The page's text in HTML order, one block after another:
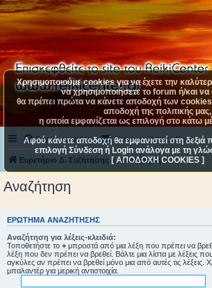
Συχνές ερωτήσεις Επικοινωνήστε μαζί μας
Ευρετήριο Δ. Συζήτησης Αναζήτηση
Αναζήτηση
ΕΡΏΤΗΜΑ ΑΝΑΖΉΤΗΣΗΣ
Αναζήτηση για λέξεις-κλειδιά:
Τοποθετήστε το + μπροστά από μια λέξη που πρέπει να
λέξη που δεν πρέπει να βρεθεί. Βάλτε μια λίστα με λέξεις
αγκύλες αν πρέπει να βρεθεί μόνο μια από αυτές τις λέξεις.
μπαλαντέρ για μερική αντιστοιχία.
Χρησιμοποιούμε cookies για να έχετε την
να χρησιμοποιήσετε το forum ή/και να
θα πρέπει πρώτα να κάνετε αποδοχή των cookies,
αποδοχή της πολιτικής μας,
η οποία εμφανίζεται ως επιλογή στο κάτω
Αφού κάνετε αποδοχή θα εμφανιστεί στη δεξιά
επιλογή Σύνδεση ή Login ανάλογα με τη
[ ΑΠΟΔΟΧΗ COOKIES ]